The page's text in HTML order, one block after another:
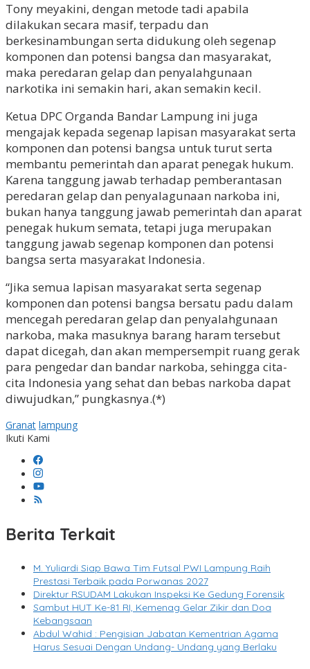
Tony meyakini, dengan metode tadi apabila
dilakukan secara masif, terpadu dan
berkesinambungan serta didukung oleh segenap
komponen dan potensi bangsa dan masyarakat,
maka peredaran gelap dan penyalahgunaan
narkotika ini semakin hari, akan semakin kecil.
Ketua DPC Organda Bandar Lampung ini juga
mengajak kepada segenap lapisan masyarakat serta
komponen dan potensi bangsa untuk turut serta
membantu pemerintah dan aparat penegak hukum.
Karena tanggung jawab terhadap pemberantasan
peredaran gelap dan penyalagunaan narkoba ini,
bukan hanya tanggung jawab pemerintah dan aparat
penegak hukum semata, tetapi juga merupakan
tanggung jawab segenap komponen dan potensi
bangsa serta masyarakat Indonesia.
“Jika semua lapisan masyarakat serta segenap
komponen dan potensi bangsa bersatu padu dalam
mencegah peredaran gelap dan penyalahgunaan
narkoba, maka masuknya barang haram tersebut
dapat dicegah, dan akan mempersempit ruang gerak
para pengedar dan bandar narkoba, sehingga cita-
cita Indonesia yang sehat dan bebas narkoba dapat
diwujudkan,” pungkasnya.(*)
Granat lampung
Ikuti Kami
Berita Terkait
M. Yuliardi Siap Bawa Tim Futsal PWI Lampung Raih
Prestasi Terbaik pada Porwanas 2027
Direktur RSUDAM Lakukan Inspeksi Ke Gedung Forensik
Sambut HUT Ke-81 RI, Kemenag Gelar Zikir dan Doa
Kebangsaan
Abdul Wahid : Pengisian Jabatan Kementrian Agama
Harus Sesuai Dengan Undang- Undang yang Berlaku